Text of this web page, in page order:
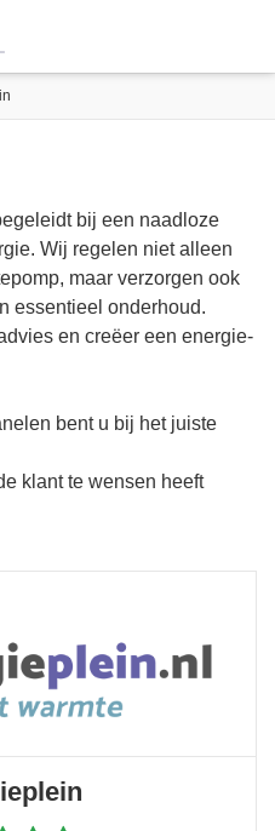
bij een naadloze
Wij regelen niet alleen
maar verzorgen ook
essentieel onderhoud.
en creëer een energie-
bent u bij het juiste
klant te wensen heeft